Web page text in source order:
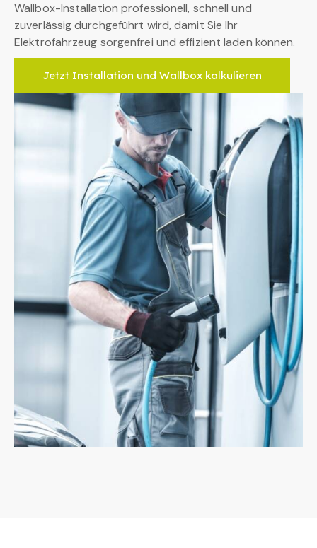
Wallbox-Installation professionell, schnell und
zuverlässig durchgeführt wird, damit Sie Ihr
Elektrofahrzeug sorgenfrei und effizient laden können.
Jetzt Installation und Wallbox kalkulieren